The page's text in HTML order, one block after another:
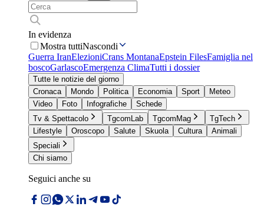
In evidenza
Mostra tuttiNascondi
Guerra IranElezioniCrans MontanaEpstein FilesFamiglia nel
boscoGarlascoEmergenza ClimaTutti i dossier
Tutte le notizie del giorno
Cronaca
Mondo Politica Economia Sport
Meteo
Video
Foto Infografiche
Schede
Tv & Spettacolo
TgcomLab TgcomMag
TgTech
Lifestyle
Oroscopo Salute Skuola Cultura
Animali
Speciali
Chi siamo
Seguici anche su